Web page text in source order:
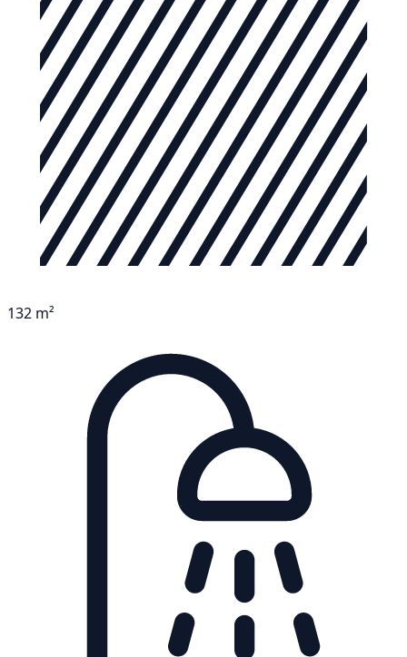
132 m²